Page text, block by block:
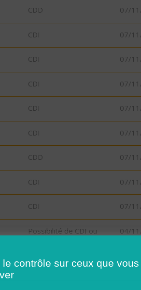
CDD 07/
CDI 07/
CDI 07/
CDI 07/
CDI 07/
CDI 07/
CDD 07/
CDI 07/
CDI 07/
Possibilité de CDI ou
04/
CDD 31/
contrôle sur ceux que vous